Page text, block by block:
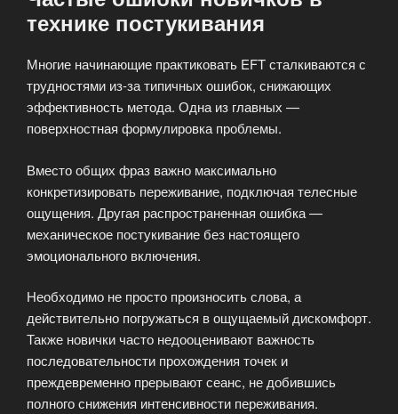
технике постукивания
Многие начинающие практиковать EFT сталкиваются с
трудностями из-за типичных ошибок, снижающих
эффективность метода. Одна из главных —
поверхностная формулировка проблемы.
Вместо общих фраз важно максимально
конкретизировать переживание, подключая телесные
ощущения. Другая распространенная ошибка —
механическое постукивание без настоящего
эмоционального включения.
Необходимо не просто произносить слова, а
действительно погружаться в ощущаемый дискомфорт.
Также новички часто недооценивают важность
последовательности прохождения точек и
преждевременно прерывают сеанс, не добившись
полного снижения интенсивности переживания.